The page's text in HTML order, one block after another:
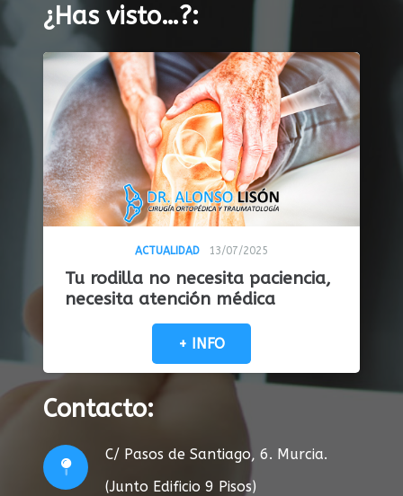
¿Has visto…?:
ACTUALIDAD 13/07/2025
Tu rodilla no necesita paciencia,
necesita atención médica
+ INFO
Contacto:
C/ Pasos de Santiago, 6. Murcia.
(Junto Edificio 9 Pisos)